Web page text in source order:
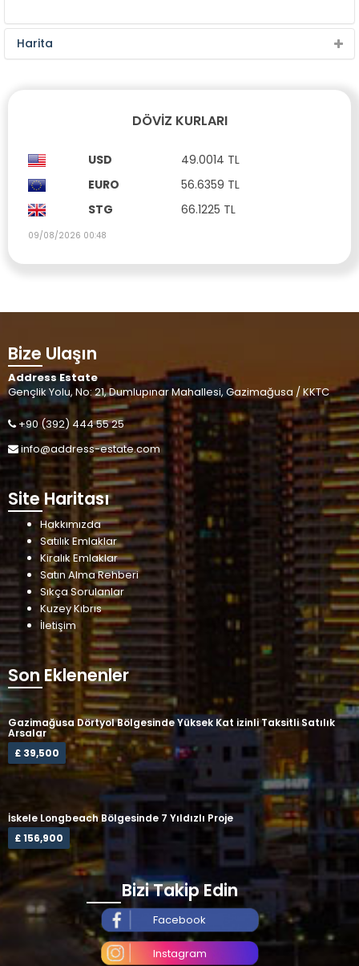
Harita
DÖVIZ KURLARI
USD
49.0014 TL
EURO
56.6359 TL
STG
66.1225 TL
09/08/2026 00:48
Bize Ulaşın
Address Estate
Gençlik Yolu, No: 21, Dumlupınar Mahallesi, Gazimağusa / KKTC
+90 (392) 444 55 25
info@address-estate.com
Site Haritası
Hakkımızda
Satılık Emlaklar
Kiralık Emlaklar
Satın Alma Rehberi
Sıkça Sorulanlar
Kuzey Kıbrıs
İletişim
Son Eklenenler
Gazimağusa Dörtyol Bölgesinde Yüksek Kat izinli Taksitli Satılık
Arsalar
£ 39,500
İskele Longbeach Bölgesinde 7 Yıldızlı Proje
£ 156,900
Bizi Takip Edin
Facebook
Instagram